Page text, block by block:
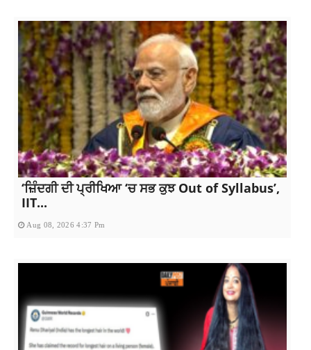
‘ਜ਼ਿੰਦਗੀ ਦੀ ਪ੍ਰੀਖਿਆ ‘ਚ ਸਭ ਕੁਝ Out of Syllabus’,
IIT...
Aug 08, 2026 4:37 Pm